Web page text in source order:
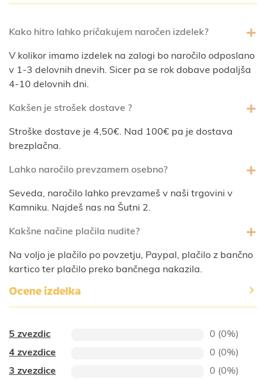
Kako hitro lahko pričakujem naročen izdelek?
V kolikor imamo izdelek na zalogi bo naročilo odposlano
v 1-3 delovnih dnevih. Sicer pa se rok dobave podaljša
4-10 delovnih dni.
Kakšen je strošek dostave ?
Stroške dostave je 4,50€. Nad 100€ pa je dostava
brezplačna.
Lahko naročilo prevzamem osebno?
Seveda, naročilo lahko prevzameš v naši trgovini v
Kamniku. Najdeš nas na Šutni 2.
Kakšne načine plačila nudite?
Na voljo je plačilo po povzetju, Paypal, plačilo z bančno
kartico ter plačilo preko bančnega nakazila.
Ocene izdelka
5 zvezdic
0 (0%)
4 zvezdice
0 (0%)
3 zvezdice
0 (0%)